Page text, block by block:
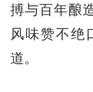
搏与百年酿
风味赞不绝
道。